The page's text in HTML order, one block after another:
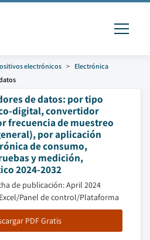
electrónicos
Electrónica
de datos: por tipo
digital, convertidor
frecuencia de muestreo
por aplicación
de consumo,
y medición,
2024-2032
de publicación: April 2024
Panel de control/Plataforma
PDF Gratis